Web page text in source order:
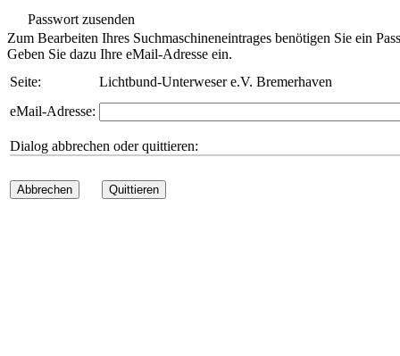
Passwort zusenden
Zum Bearbeiten Ihres Suchmaschineneintrages benötigen Sie ein
Geben Sie dazu Ihre eMail-Adresse ein.
Seite:
Lichtbund-Unterweser e.V. Bremerhaven
eMail-Adresse:
Dialog abbrechen oder quittieren:
Abbrechen Quittieren